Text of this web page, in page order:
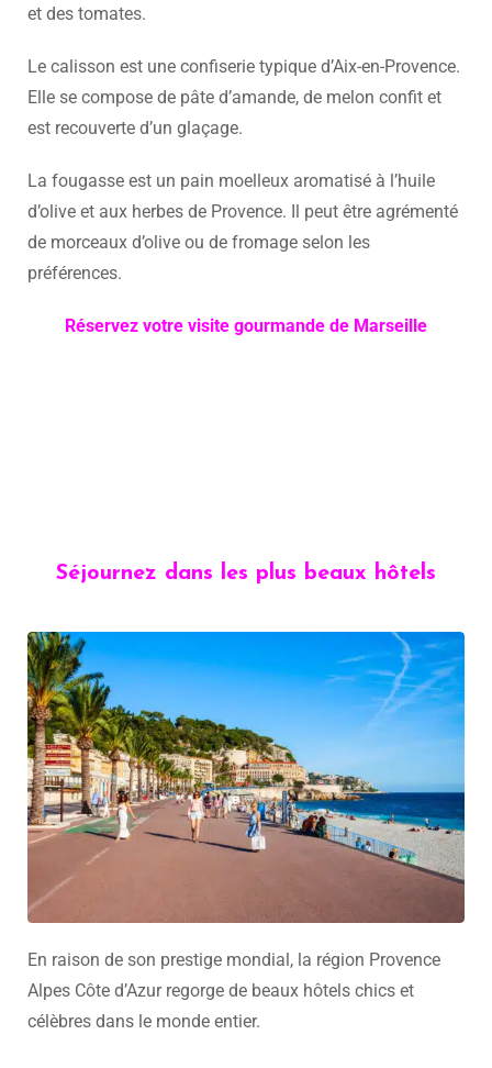
et des tomates.
Le calisson est une confiserie typique d’Aix-en-Provence.
Elle se compose de pâte d’amande, de melon confit et
est recouverte d’un glaçage.
La fougasse est un pain moelleux aromatisé à l’huile
d’olive et aux herbes de Provence. Il peut être agrémenté
de morceaux d’olive ou de fromage selon les
préférences.
Réservez votre visite gourmande de Marseille
Séjournez dans les plus beaux hôtels
En raison de son prestige mondial, la région Provence
Alpes Côte d’Azur regorge de beaux hôtels chics et
célèbres dans le monde entier.